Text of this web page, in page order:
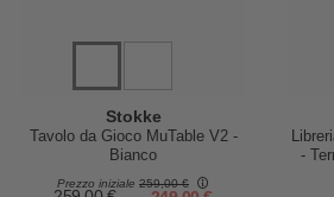
Stokke
Tavolo da Gioco MuTable V2 -
Bianco
Prezzo iniziale 259,00 €
-